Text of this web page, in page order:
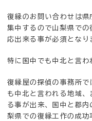
復縁のお問い合わせは
集中するので山梨県で
応出来る事が必須となり
特に国中でも中北と言わ
復縁屋の探偵の事務所
も中北と言われる地域
る事が出来、国中と郡
梨県での復縁工作の成功